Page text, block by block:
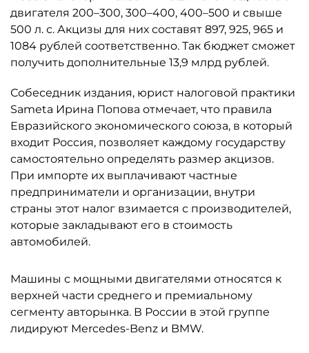
двигателя 200–300, 300–400, 400–500 и свыше
500 л. с. Акцизы для них составят 897, 925, 965 и
1084 рублей соответственно. Так бюджет сможет
получить дополнительные 13,9 млрд рублей.
Собеседник издания, юрист налоговой практики
Sameta Ирина Попова отмечает, что правила
Евразийского экономического союза, в который
входит Россия, позволяет каждому государству
самостоятельно определять размер акцизов.
При импорте их выплачивают частные
предприниматели и организации, внутри
страны этот налог взимается с производителей,
которые закладывают его в стоимость
автомобилей.
Машины с мощными двигателями относятся к
верхней части среднего и премиальному
сегменту авторынка. В России в этой группе
лидируют Mercedes-Benz и BMW.